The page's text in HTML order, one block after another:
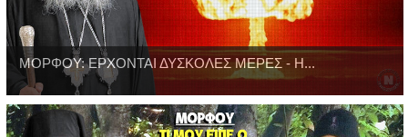
ΜΟΡΦΟΥ: ΕΡΧΟΝΤΑΙ ΔΥΣΚΟΛΕΣ ΜΕΡΕΣ - Η...